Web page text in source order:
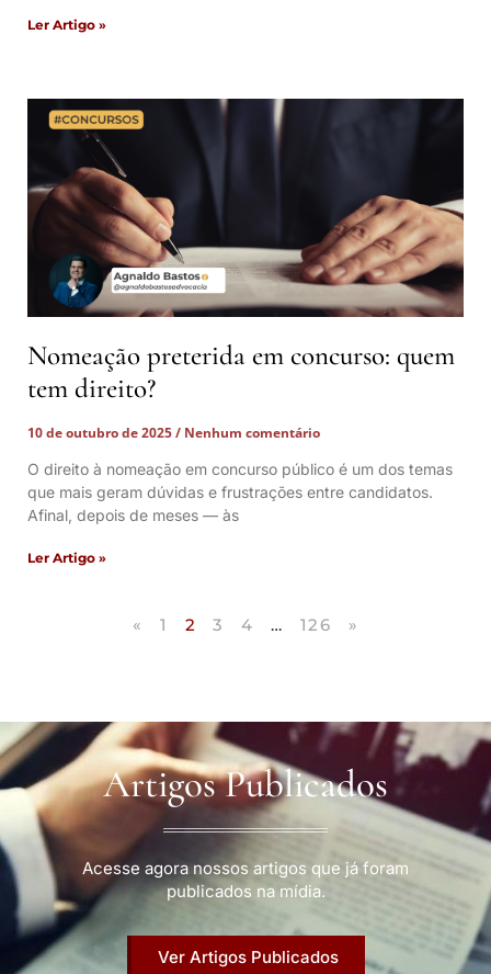
Ler Artigo »
Nomeação preterida em concurso: quem
tem direito?
10 de outubro de 2025
Nenhum comentário
O direito à nomeação em concurso público é um dos temas
que mais geram dúvidas e frustrações entre candidatos.
Afinal, depois de meses — às
Ler Artigo »
« 1 2 3 4 … 126 »
Artigos Publicados
Acesse agora nossos artigos que já foram
publicados na mídia.
Ver Artigos Publicados